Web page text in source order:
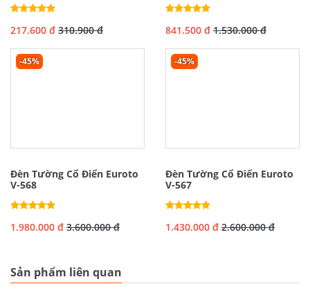
217.600 đ 310.900 đ 841.500 đ 1.530.000 đ
-45%
Đèn Tường Cổ Điển Euroto
V-568
1.980.000 đ 3.600.000 đ
-45%
Đèn Tường Cổ Điển Euroto
V-567
1.430.000 đ 2.600.000 đ
Sản phẩm liên quan